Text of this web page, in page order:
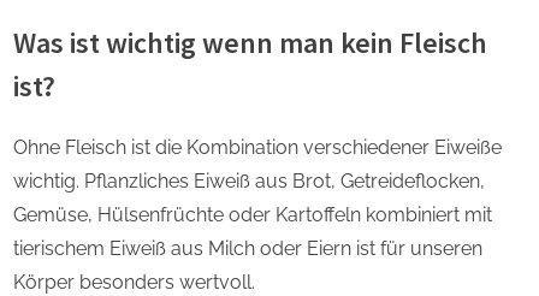
Was ist wichtig wenn man kein Fleisch
ist?
Ohne Fleisch ist die Kombination verschiedener Eiweiße
wichtig. Pflanzliches Eiweiß aus Brot, Getreideflocken,
Gemüse, Hülsenfrüchte oder Kartoffeln kombiniert mit
tierischem Eiweiß aus Milch oder Eiern ist für unseren
Körper besonders wertvoll.